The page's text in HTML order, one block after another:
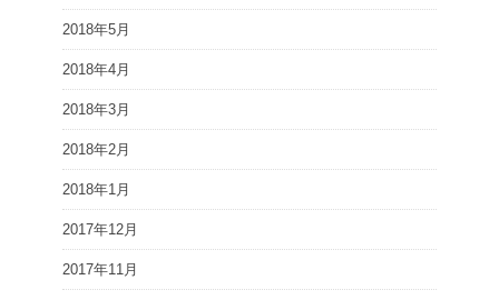
2018年5月
2018年4月
2018年3月
2018年2月
2018年1月
2017年12月
2017年11月